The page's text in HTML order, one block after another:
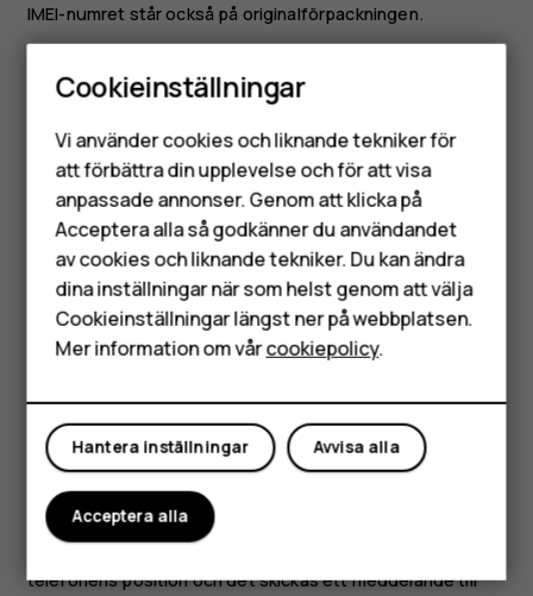
Smartphones
Mobiltelefoner
Tillbehör
HMD Terra M
Surfplattor
IMEI-numret står också på originalförpackningen.
Om du tappar bort telefonen kan du hitta, låsa eller radera
den på distans om du har loggat in på ett Google-konto.
Funktionen Hitta min enhet är aktiverad som standard för
telefoner som är kopplade till ett Google-konto.
För att kunna använda Hitta min enhet måste din
borttappade telefon vara
Påslagen
Inloggad på ett Google-konto
Visas på Google Play
Ha aktiverat Platstjänster
Ha aktiverat Hitta min enhet
telefonens position och det skickas ett meddelande till
Cookieinställningar
Vi använder cookies och liknande tekniker för
att förbättra din upplevelse och för att visa
anpassade annonser. Genom att klicka på
Acceptera alla så godkänner du användandet
av cookies och liknande tekniker. Du kan ändra
dina inställningar när som helst genom att välja
Cookieinställningar längst ner på webbplatsen.
Mer information om vårcookiepolicy.
Avvisa alla
Hantera inställningar
Acceptera alla